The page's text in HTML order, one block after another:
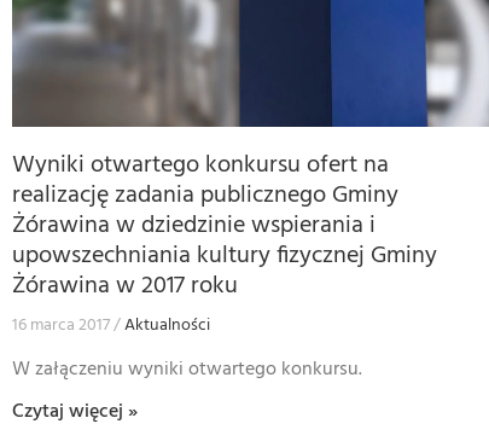
Wyniki otwartego konkursu ofert na
realizację zadania publicznego Gminy
Żórawina w dziedzinie wspierania i
upowszechniania kultury fizycznej Gminy
Żórawina w 2017 roku
16 marca 2017 Aktualności
W załączeniu wyniki otwartego konkursu.
Czytaj więcej »